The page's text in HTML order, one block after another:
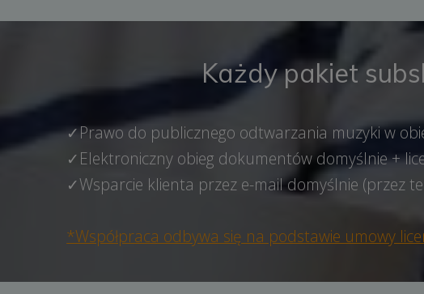
Każdy pakiet
✓Prawo do publicznego odtwarzania muzyki w
✓Elektroniczny obieg dokumentów domyślnie +
✓Wsparcie klienta przez e-mail domyślnie (przez
*Współpraca odbywa się na podstawie umowy